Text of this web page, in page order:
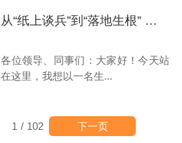
从“纸上谈兵”到“落地生根” ——一名生产计划员的成长蜕变
各位领导、同事们：大家好！今天站
在这里，我想以一名生...
1 / 102 下一页